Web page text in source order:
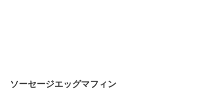
ソーセージエッグマフィン